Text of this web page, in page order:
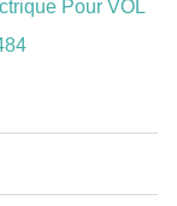
Pour VOL